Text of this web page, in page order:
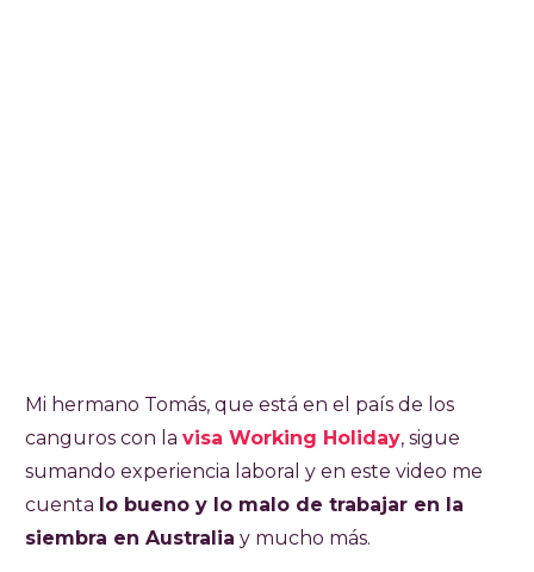
Mi hermano Tomás, que está en el país de los
canguros con la visa Working Holiday, sigue
sumando experiencia laboral y en este video me
cuenta lo bueno y lo malo de trabajar en la
siembra en Australia y mucho más.